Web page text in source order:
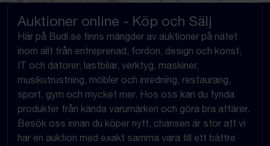
Auktioner online - Köp och Sälj
Här på Budi.se finns mängder av auktioner på nätet
inom allt från entreprenad, fordon, design och konst,
IT och datorer, lastbilar, verktyg, maskiner,
musikutrustning, möbler och inredning, restaurang,
sport, gym och mycket mer. Hos oss kan du fynda
produkter från kända varumärken och göra bra affärer.
Besök oss innan du köper nytt, chansen är stor att vi
har en auktion med exakt samma vara till ett bättre